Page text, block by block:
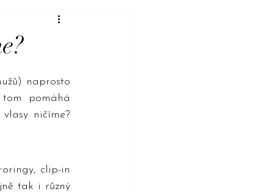
naprosto
pomáhá
ničíme?
clip-in
tak i různý